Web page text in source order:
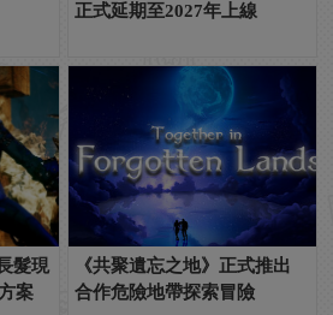
正式延期至2027年上線
髮現
案
《共聚遺忘之地》正式推出
合作危險地帶探索冒險